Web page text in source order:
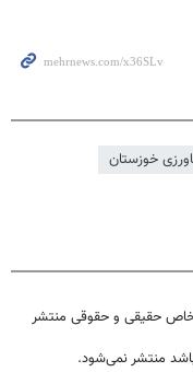
خوزستان
حقیقی و حقوقی منتشر
باشد منتشر نمی‌شود.